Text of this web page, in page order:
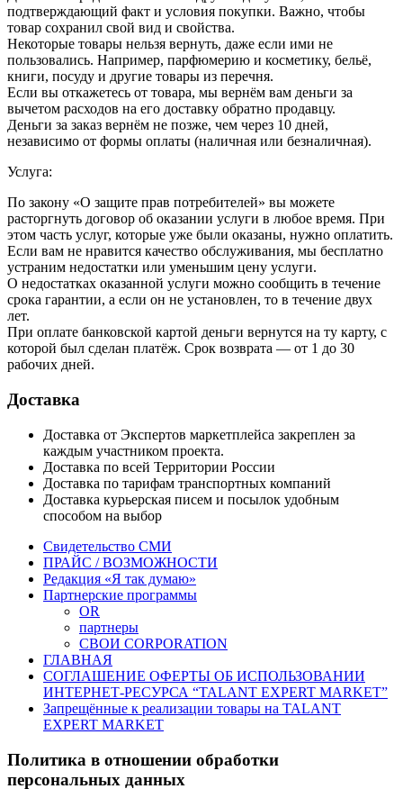
подтверждающий факт и условия покупки. Важно, чтобы
товар сохранил свой вид и свойства.
Некоторые товары нельзя вернуть, даже если ими не
пользовались. Например, парфюмерию и косметику, бельё,
книги, посуду и другие товары из перечня.
Если вы откажетесь от товара, мы вернём вам деньги за
вычетом расходов на его доставку обратно продавцу.
Деньги за заказ вернём не позже, чем через 10 дней,
независимо от формы оплаты (наличная или безналичная).
Услуга:
По закону «О защите прав потребителей» вы можете
расторгнуть договор об оказании услуги в любое время. При
этом часть услуг, которые уже были оказаны, нужно оплатить.
Если вам не нравится качество обслуживания, мы бесплатно
устраним недостатки или уменьшим цену услуги.
О недостатках оказанной услуги можно сообщить в течение
срока гарантии, а если он не установлен, то в течение двух
лет.
При оплате банковской картой деньги вернутся на ту карту, с
которой был сделан платёж. Срок возврата — от 1 до 30
рабочих дней.
Доставка
Доставка от Экспертов маркетплейса закреплен за
каждым участником проекта.
Доставка по всей Территории России
Доставка по тарифам транспортных компаний
Доставка курьерская писем и посылок удобным
способом на выбор
Свидетельство СМИ
ПРАЙС / ВОЗМОЖНОСТИ
Редакция «Я так думаю»
Партнерские программы
OR
партнеры
СВОИ CORPORATION
ГЛАВНАЯ
СОГЛАШЕНИЕ ОФЕРТЫ ОБ ИСПОЛЬЗОВАНИИ
ИНТЕРНЕТ-РЕСУРСА “TALANT EXPERT MARKET”
Запрещённые к реализации товары на TALANT
EXPERT MARKET
Политика в отношении обработки
персональных данных